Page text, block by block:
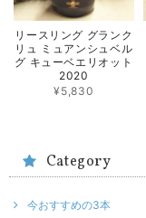
リースリング グランク
リュ ミュアンシュベル
グ キューベエリオット
2020
¥5,830
Category
今おすすめの3本